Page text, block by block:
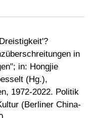
in
in: Hongjie
(Hg.),
1972-2022. Politik
(Berliner China-